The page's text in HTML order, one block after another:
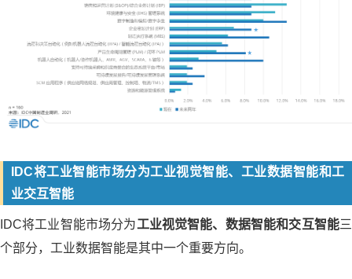
IDC将工业智能市场分为工业视觉智能、工业数据智能和工
业交互智能
IDC将工业智能市场分为工业视觉智能、数据智能和交互智能三
个部分，工业数据智能是其中一个重要方向。